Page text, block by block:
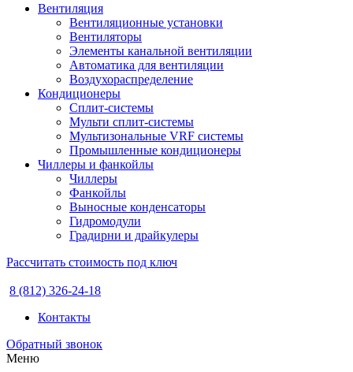
Вентиляция
Вентиляционные установки
Вентиляторы
Элементы канальной вентиляции
Автоматика для вентиляции
Воздухораспределение
Кондиционеры
Сплит-системы
Мульти сплит-системы
Мультизональные VRF системы
Промышленные кондиционеры
Чиллеры и фанкойлы
Чиллеры
Фанкойлы
Выносные конденсаторы
Гидромодули
Градирни и драйкулеры
Рассчитать стоимость под ключ
8 (812) 326-24-18
Контакты
Обратный звонок
Меню